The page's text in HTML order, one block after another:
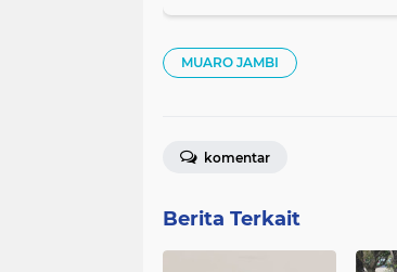
MUARO JAMBI
komentar
Berita Terkait